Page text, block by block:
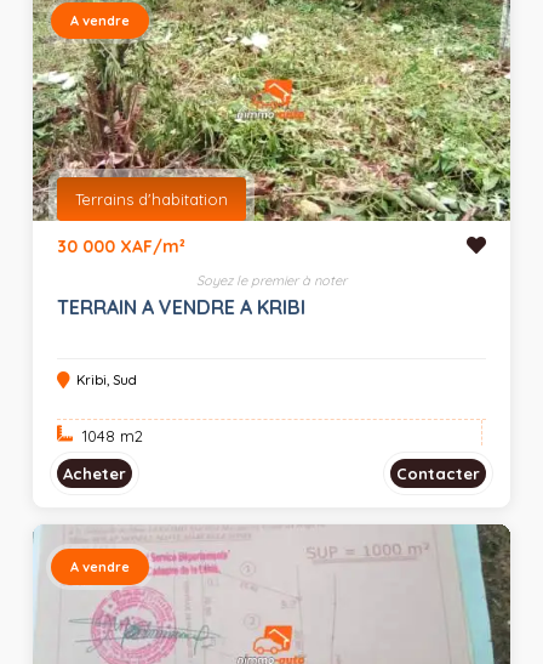
A vendre
Terrains d'habitation
30 000 XAF/m²
Soyez le premier à noter
TERRAIN A VENDRE A KRIBI
Kribi, Sud
1048 m2
Acheter
Contacter
A vendre